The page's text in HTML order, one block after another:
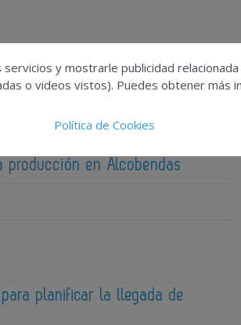
en Alcobendas
planificar la llegada de
y mostrarle publicidad
o videos vistos). Puedes obtener más
Política de Cookies